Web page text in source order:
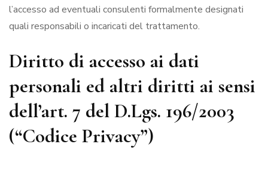
l’accesso ad eventuali consulenti formalmente designati
quali responsabili o incaricati del trattamento.
Diritto di accesso ai dati
personali ed altri diritti ai sensi
dell’art. 7 del D.Lgs. 196/2003
(“Codice Privacy”)